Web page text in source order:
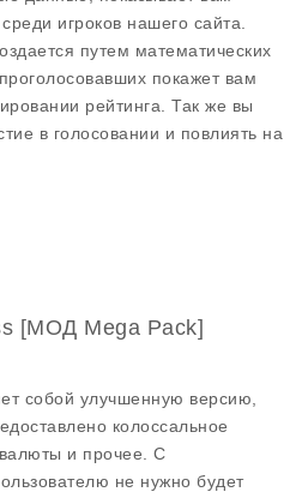
игроков нашего сайта.
путем математических
покажет вам
рейтинга. Так же вы
в голосовании и повлиять на
[МОД Mega Pack]
собой улучшенную версию,
колоссальное
валюты и прочее. С
не нужно будет